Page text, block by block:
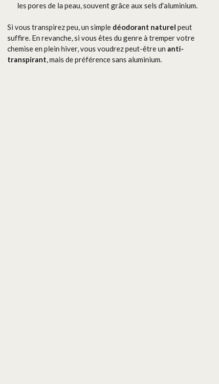
les pores de la peau, souvent grâce aux sels d'aluminium.
Si vous transpirez peu, un simple déodorant naturel peut
suffire. En revanche, si vous êtes du genre à tremper votre
chemise en plein hiver, vous voudrez peut-être un anti-
transpirant, mais de préférence sans aluminium.